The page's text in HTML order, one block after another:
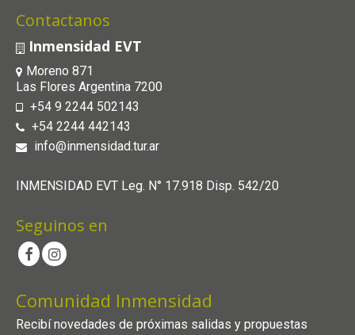
Contactanos
Inmensidad EVT
Moreno 871
Las Flores Argentina 7200
+54 9 2244 502143
+54 2244 442143
info@inmensidad.tur.ar
INMENSIDAD EVT Leg. N° 17.918 Disp. 542/20
Seguinos en
Comunidad Inmensidad
Recibí novedades de próximas salidas y propuestas